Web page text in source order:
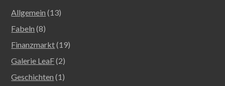
Allgemein (13)
Fabeln (8)
Finanzmarkt(19)
Galerie LeaF(2)
Geschichten (1)